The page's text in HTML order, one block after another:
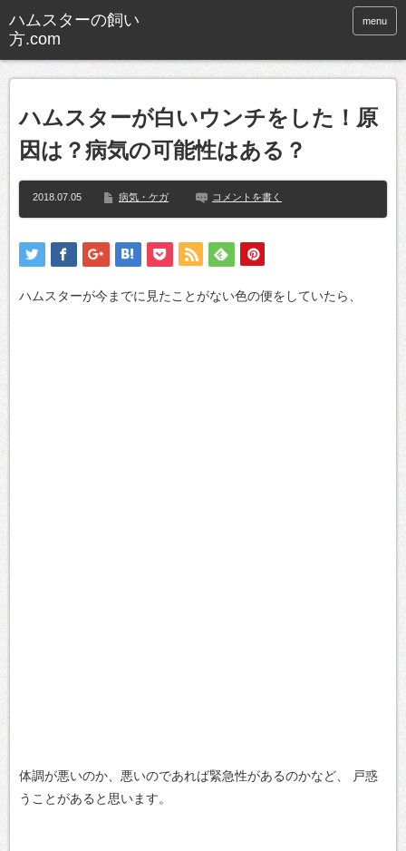
ハムスターの飼い
方.com
menu
ハムスターが白いウンチをした！原
因は？病気の可能性はある？
2018.07.05 病気・ケガ コメントを書く
ハムスターが今までに見たことがない色の便をしていたら、
体調が悪いのか、悪いのであれば緊急性があるのかなど、
戸惑
うことがあると思います。